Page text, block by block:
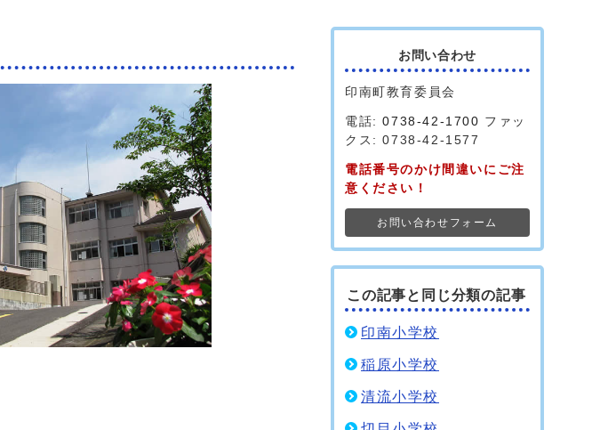
お問い合わせ
印南町教育委員会
電話:0738-42-1700 ファッ
クス: 0738-42-1577
電話番号のかけ間違いにご注
意ください！
お問い合わせフォーム
この記事と同じ分類の記事
印南小学校
稲原小学校
清流小学校